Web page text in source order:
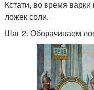
Кстати, во время
ложек соли.
Шаг 2. Оборачиваем